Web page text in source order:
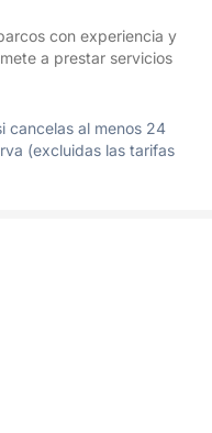
con experiencia y
a prestar servicios
cancelas al menos 24
(excluidas las tarifas